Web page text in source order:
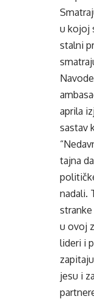
u kojoj
stalni
aprila
sastav
tajna
nadali.
u ovoj
lideri i
jesu i